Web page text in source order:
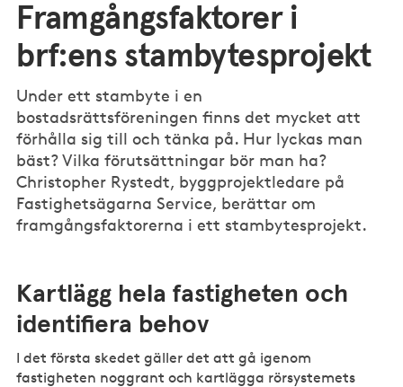
Framgångs­faktorer i
brf:ens stambytesprojekt
Under ett stambyte i en
bostadsrättsföreningen finns det mycket att
förhålla sig till och tänka på. Hur lyckas man
bäst? Vilka förutsättningar bör man ha?
Christopher Rystedt, byggprojektledare på
Fastighetsägarna Service, berättar om
framgångsfaktorerna i ett stambytesprojekt.
Kartlägg hela fastigheten och
identifiera behov
I det första skedet gäller det att gå igenom
fastigheten noggrant och kartlägga rörsystemets